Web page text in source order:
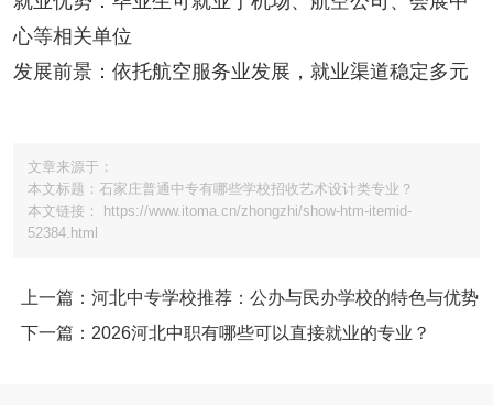
心等相关单位
发展前景：依托航空服务业发展，就业渠道稳定多元
文章来源于：
本文标题：石家庄普通中专有哪些学校招收艺术设计类专业？
本文链接： https://www.itoma.cn/zhongzhi/show-htm-itemid-
52384.html
上一篇：河北中专学校推荐：公办与民办学校的特色与优势
下一篇：2026河北中职有哪些可以直接就业的专业？